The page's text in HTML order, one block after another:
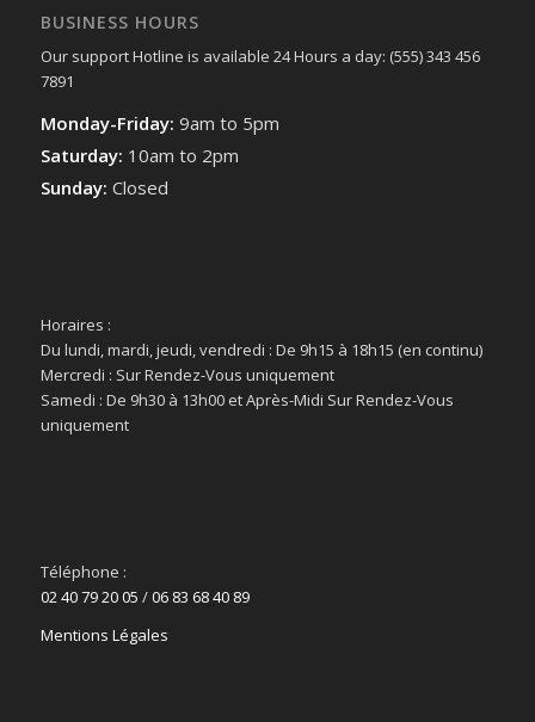
BUSINESS HOURS
Our support Hotline is available 24 Hours a day: (555) 343 456
7891
Monday-Friday: 9am to 5pm
Saturday: 10am to 2pm
Sunday: Closed
Horaires :
Du lundi, mardi, jeudi, vendredi : De 9h15 à 18h15 (en continu)
Mercredi : Sur Rendez-Vous uniquement
Samedi : De 9h30 à 13h00 et Après-Midi Sur Rendez-Vous
uniquement
Téléphone :
02 40 79 20 05 /06 83 68 40 89
Mentions Légales